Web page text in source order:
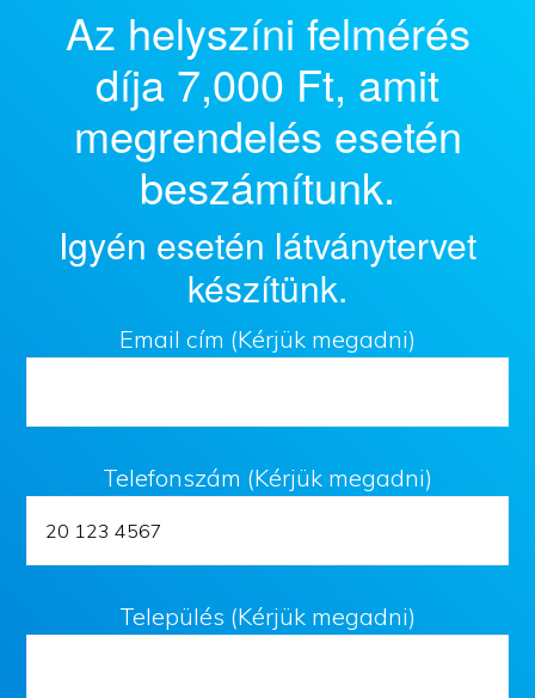
Az helyszíni felmérés
díja 7,000 Ft, amit
megrendelés esetén
beszámítunk.
Igyén esetén látványtervet
készítünk.
Email cím (Kérjük megadni)
Telefonszám (Kérjük megadni)
Település (Kérjük megadni)